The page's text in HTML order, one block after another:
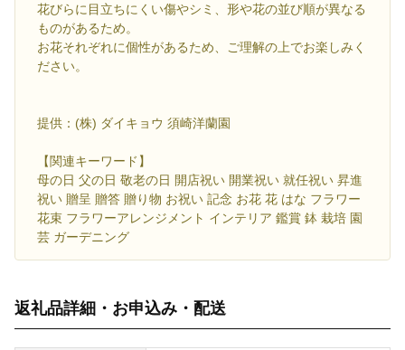
花びらに目立ちにくい傷やシミ、形や花の並び順が異なる
ものがあるため。
お花それぞれに個性があるため、ご理解の上でお楽しみく
ださい。
提供：(株) ダイキョウ 須崎洋蘭園
【関連キーワード】
母の日 父の日 敬老の日 開店祝い 開業祝い 就任祝い 昇進
祝い 贈呈 贈答 贈り物 お祝い 記念 お花 花 はな フラワー
花束 フラワーアレンジメント インテリア 鑑賞 鉢 栽培 園
芸 ガーデニング
返礼品詳細・お申込み・配送